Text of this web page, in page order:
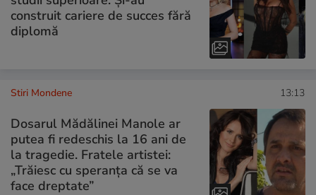
construit cariere de succes fără
diplomă
Stiri Mondene 13:13
Dosarul Mădălinei Manole ar
putea fi redeschis la 16 ani de
la tragedie. Fratele artistei:
„Trăiesc cu speranța că se va
face dreptate”